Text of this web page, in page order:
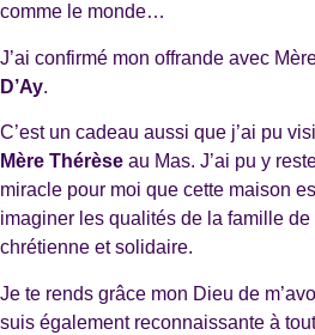
comme le monde…
J’ai confirmé mon offrande avec
D’Ay.
C’est un cadeau aussi que j’ai pu
Mère Thérèse au Mas. J’ai pu y
miracle pour moi que cette maison
imaginer les qualités de la famille
chrétienne et solidaire.
Je te rends grâce mon Dieu de
suis également reconnaissante à